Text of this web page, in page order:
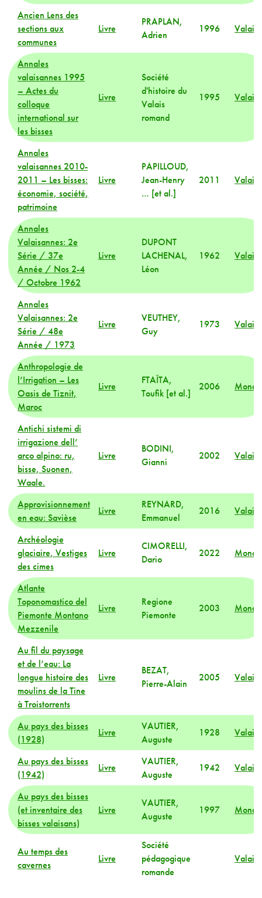
Ancien Lens des
sections aux
communes
Livre
PRAPLAN,
Adrien
1996 Valais
Annales
valaisannes 1995
– Actes du
colloque
international sur
les bisses
Livre
Société
d'histoire du
Valais
romand
1995 Valais
Annales
valaisannes 2010-
2011 – Les bisses:
économie, société,
patrimoine
Livre
PAPILLOUD,
Jean-Henry
… [et al.]
2011 Valais
Annales
Valaisannes: 2e
Série / 37e
Année / Nos 2-4
/ Octobre 1962
Livre
DUPONT
LACHENAL,
Léon
1962 Valais
Annales
Valaisannes: 2e
Série / 48e
Année / 1973
Livre
VEUTHEY,
Guy
1973 Valais
Anthropologie de
l’Irrigation – Les
Oasis de Tiznit,
Maroc
Livre
FTAÏTA,
Toufik [et al.]
2006 Monde
Antichi sistemi di
irrigazione dell’
arco alpino: ru,
bisse, Suonen,
Waale.
Livre
BODINI,
Gianni
2002 Valais
Approvisionnement
en eau: Savièse
Livre
REYNARD,
Emmanuel
2016 Valais
Archéologie
glaciaire, Vestiges
des cimes
Livre
CIMORELLI,
Dario
2022 Monde
Atlante
Toponomastico del
Piemonte Montano
Mezzenile
Livre
Regione
Piemonte
2003 Monde
Au fil du paysage
et de l’eau: La
longue histoire des
moulins de la Tine
à Troistorrents
Livre
BEZAT,
Pierre-Alain
2005 Valais
Au pays des bisses
(1928)
Livre
VAUTIER,
Auguste
1928 Valais
Au pays des bisses
(1942)
Livre
VAUTIER,
Auguste
1942 Valais
Au pays des bisses
(et inventaire des
bisses valaisans)
Livre
VAUTIER,
Auguste
1997 Monde
Au temps des
cavernes
Livre
Société
pédagogique
romande
Valais